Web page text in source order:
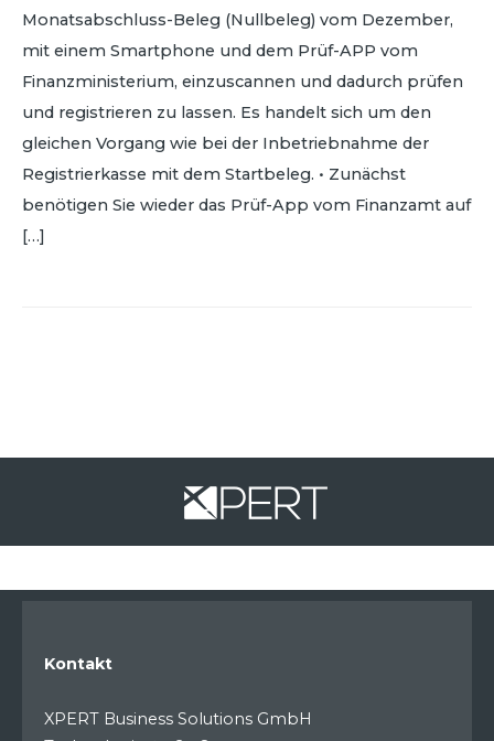
Monatsabschluss-Beleg (Nullbeleg) vom Dezember,
mit einem Smartphone und dem Prüf-APP vom
Finanzministerium, einzuscannen und dadurch prüfen
und registrieren zu lassen. Es handelt sich um den
gleichen Vorgang wie bei der Inbetriebnahme der
Registrierkasse mit dem Startbeleg. • Zunächst
benötigen Sie wieder das Prüf-App vom Finanzamt auf
[…]
Kontakt
XPERT Business Solutions GmbH